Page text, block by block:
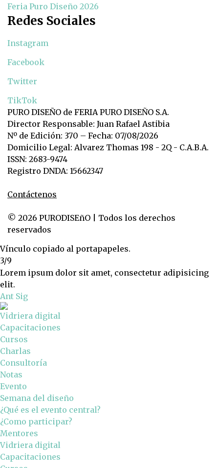
Feria Puro Diseño 2026
Redes Sociales
Instagram
Facebook
Twitter
TikTok
PURO DISEÑO de FERIA PURO DISEÑO S.A.
Director Responsable: Juan Rafael Astibia
Nº de Edición: 370 – Fecha: 07/08/2026
Domicilio Legal: Alvarez Thomas 198 - 2Q - C.A.B.A.
ISSN: 2683-9474
Registro DNDA: 15662347
Contáctenos
© 2026 PURODISEñO | Todos los derechos
reservados
Vínculo copiado al portapapeles.
3/9
Lorem ipsum dolor sit amet, consectetur adipisicing
elit.
Ant Sig
Vidriera digital
Capacitaciones
Cursos
Charlas
Consultoría
Notas
Evento
Semana del diseño
¿Qué es el evento central?
¿Como participar?
Mentores
Vidriera digital
Capacitaciones